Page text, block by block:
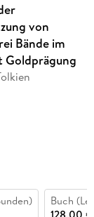
von
Bände im
Goldprägung
Buch